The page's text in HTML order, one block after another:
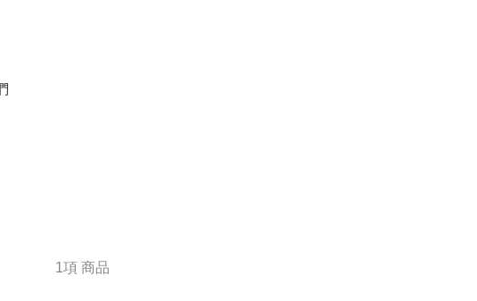
1項 商品